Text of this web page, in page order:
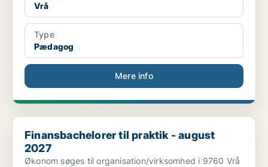
Vrå
Type
Pædagog
Mere info
Finansbachelorer til praktik - august 2027
Finansbachelorer til praktik - august
2027
Økonom søges til organisation/virksomhed i 9760 Vrå